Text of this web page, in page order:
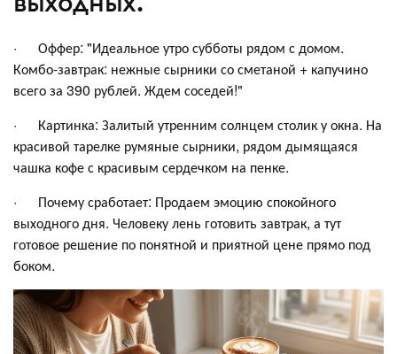
· Оффер: "Идеальное утро субботы рядом с домом.
Комбо-завтрак: нежные сырники со сметаной + капучино
всего за 390 рублей. Ждем соседей!"
· Картинка: Залитый утренним солнцем столик у окна. На
красивой тарелке румяные сырники, рядом дымящаяся
чашка кофе с красивым сердечком на пенке.
· Почему сработает: Продаем эмоцию спокойного
выходного дня. Человеку лень готовить завтрак, а тут
готовое решение по понятной и приятной цене прямо под
боком.